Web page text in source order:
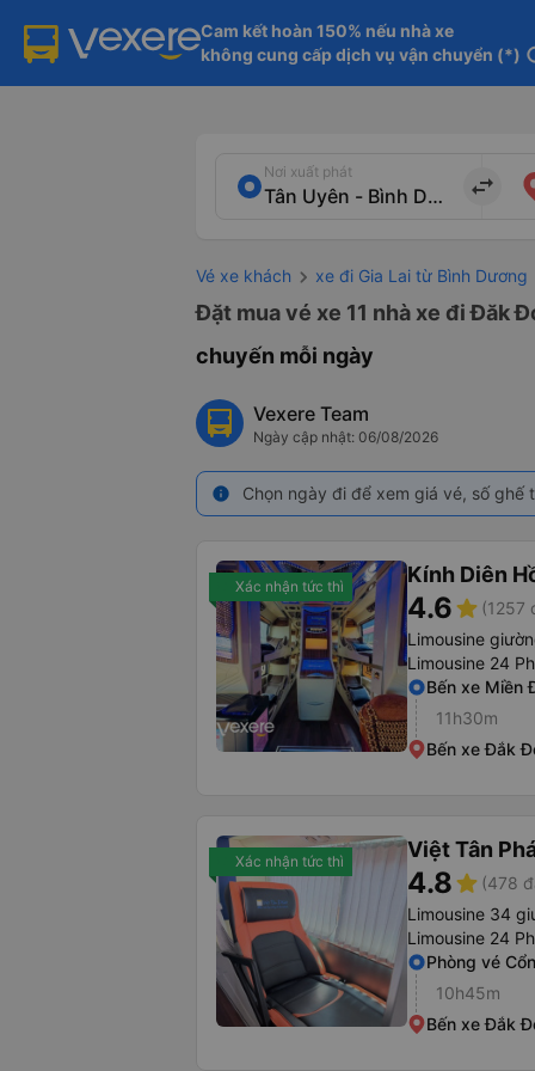
Cam kết hoàn 150% nếu nhà xe
không cung cấp dịch vụ vận chuyển (*)
Nơi xuất phát
import_export
Vé xe khách xe đi Gia Lai từ Bình Dương
Đặt mua vé xe 11 nhà xe đi Đăk
chuyến mỗi ngày
Vexere Team
Ngày cập nhật: 06/08/2026
info Chọn ngày đi để xem giá vé, số
Xác nhận tức thì Kính Diên
4.6star (1257
Limousine
Limousine 24
Bến xe Miền
11h30m
Bến xe Đắk
Xác nhận tức thì Việt Tân
4.8star (478
Limousine 34
Limousine 24
Phòng vé
10h45m
Bến xe Đắk